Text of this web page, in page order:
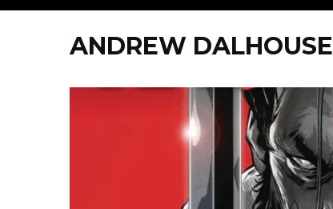
ANDREW DALHOUSE